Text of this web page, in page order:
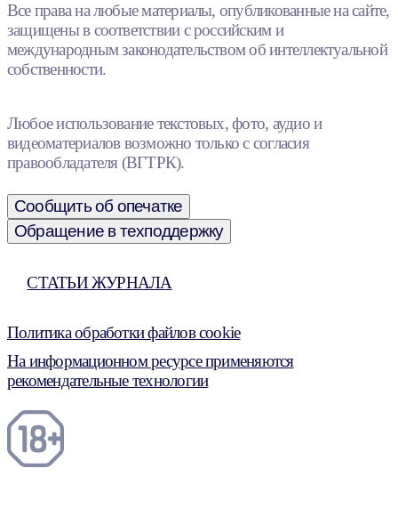
Все права на любые материалы, опубликованные на сайте,
защищены в соответствии с российским и
международным законодательством об интеллектуальной
собственности.
Любое использование текстовых, фото, аудио и
видеоматериалов возможно только с согласия
правообладателя (ВГТРК).
Сообщить об опечатке
Обращение в техподдержку
СТАТЬИ ЖУРНАЛА
Политика обработки файлов cookie
На информационном ресурсе применяются
рекомендательные технологии